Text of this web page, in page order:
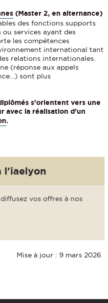
(Master 2, en alternance)
des fonctions supports
services ayant des
les compétences
international tant
relations internationales.
(réponse aux appels
sont plus
s’orientent vers une
avec la réalisation d’un
.
l'iaelyon
diffusez vos offres à nos
Mise à jour : 9 mars 2026